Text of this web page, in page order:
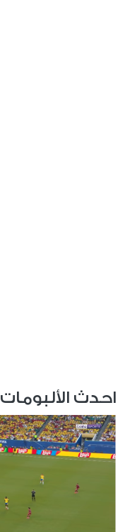
احدث الألبومات